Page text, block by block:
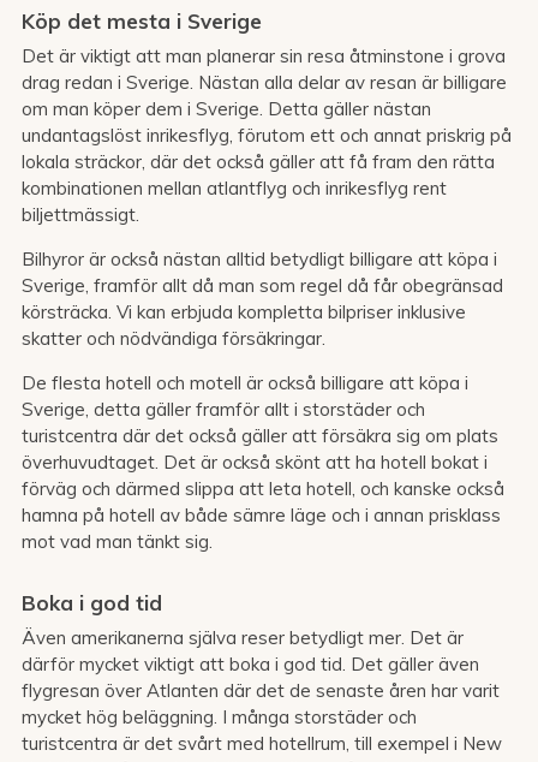
Köp det mesta i Sverige
Det är viktigt att man planerar sin resa åtminstone i grova
drag redan i Sverige. Nästan alla delar av resan är billigare
om man köper dem i Sverige. Detta gäller nästan
undantagslöst inrikesflyg, förutom ett och annat priskrig på
lokala sträckor, där det också gäller att få fram den rätta
kombinationen mellan atlantflyg och inrikesflyg rent
biljettmässigt.
Bilhyror är också nästan alltid betydligt billigare att köpa i
Sverige, framför allt då man som regel då får obegränsad
körsträcka. Vi kan erbjuda kompletta bilpriser inklusive
skatter och nödvändiga försäkringar.
De flesta hotell och motell är också billigare att köpa i
Sverige, detta gäller framför allt i storstäder och
turistcentra där det också gäller att försäkra sig om plats
överhuvudtaget. Det är också skönt att ha hotell bokat i
förväg och därmed slippa att leta hotell, och kanske också
hamna på hotell av både sämre läge och i annan prisklass
mot vad man tänkt sig.
Boka i god tid
Även amerikanerna själva reser betydligt mer. Det är
därför mycket viktigt att boka i god tid. Det gäller även
flygresan över Atlanten där det de senaste åren har varit
mycket hög beläggning. I många storstäder och
turistcentra är det svårt med hotellrum, till exempel i New